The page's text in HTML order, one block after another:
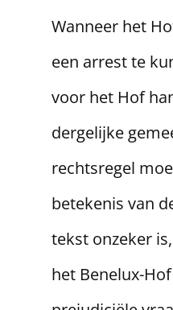
​Wanneer het
een arrest te
voor het Hof
dergelijke
rechtsregel
betekenis van
tekst onzeker
het Benelux-